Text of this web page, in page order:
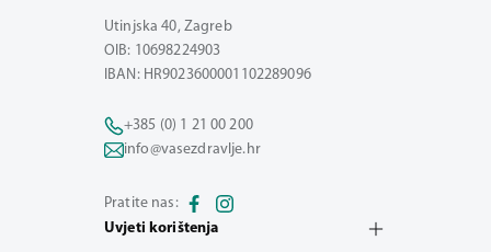
Utinjska 40, Zagreb
OIB: 10698224903
IBAN: HR9023600001102289096
+385 (0) 1 21 00 200
info@vasezdravlje.hr
Pratite nas:
Uvjeti korištenja